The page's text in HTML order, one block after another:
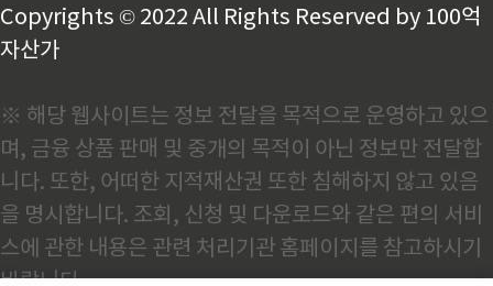
쪽..
Copyrights © 2022 All Rights Reserved by 100억
자산가
※ 해당 웹사이트는 정보 전달을 목적으로 운영하고 있으
며, 금융 상품 판매 및 중개의 목적이 아닌 정보만 전달합
니다. 또한, 어떠한 지적재산권 또한 침해하지 않고 있음
을 명시합니다. 조회, 신청 및 다운로드와 같은 편의 서비
스에 관한 내용은 관련 처리기관 홈페이지를 참고하시기